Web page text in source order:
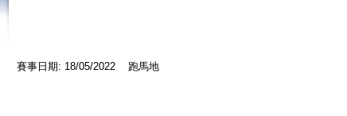
賽事日期: 18/05/2022 跑馬地